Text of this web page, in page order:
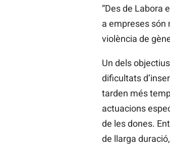
“Des de Labora
a empreses són
violència de
Un dels
dificultats
tarden més
actuacions
de les dones.
de llarga